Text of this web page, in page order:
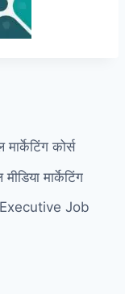
मार्केटिंग कोर्स
मार्केटिंग
Job